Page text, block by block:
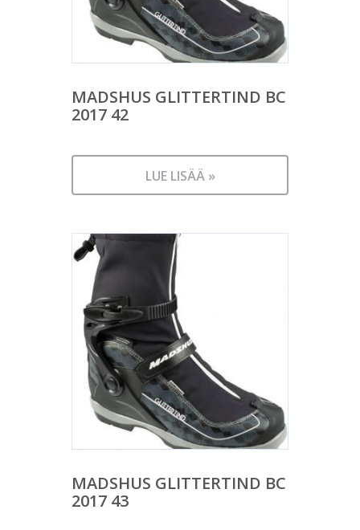
MADSHUS GLITTERTIND BC
2017 42
LUE LISÄÄ »
MADSHUS GLITTERTIND BC
2017 43